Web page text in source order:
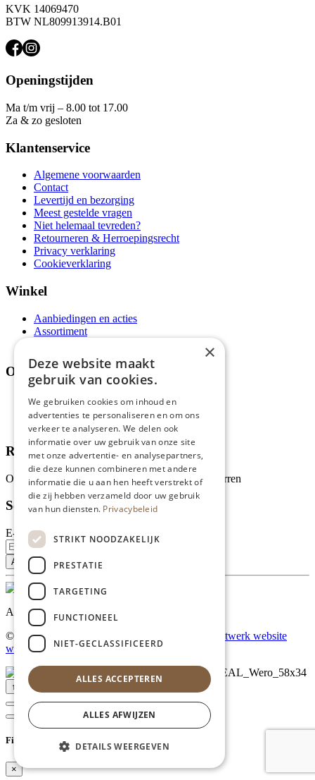
KVK 14069470
BTW NL809913914.B01
Openingstijden
Ma t/m vrij – 8.00 tot 17.00
Za & zo gesloten
Klantenservice
Algemene voorwaarden
Contact
Levertijd en bezorging
Meest gestelde vragen
Niet helemaal tevreden?
Retourneren & Herroepingsrecht
Privacy verklaring
Cookieverklaring
Winkel
Aanbiedingen en acties
Assortiment
Over ons
Wie zijn wij?
Recepten
Tips
Recensies
Onze klanten waarderen ons met 4.9 van de 5 sterren
Schrijf je in voor onze nieuwsbrief
E-mailadres
Al onze prijzen zijn incl. BTW
© Copyright 2026 Limburgs Bakwinkeltje |
Maatwerk website
webmix
↑ Top
Filter
×
×
Deze website maakt
gebruik van cookies.
We gebruiken cookies om inhoud en
advertenties te personaliseren en om ons
verkeer te analyseren. We delen ook
informatie over uw gebruik van onze site
met onze advertentie- en analysepartners,
die deze kunnen combineren met andere
informatie die u aan hen heeft verstrekt of
die zij hebben verzameld door uw gebruik
van hun diensten. Privacybeleid
STRIKT NOODZAKELIJK
PRESTATIE
TARGETING
FUNCTIONEEL
NIET-GECLASSIFICEERD
ALLES ACCEPTEREN
ALLES AFWIJZEN
DETAILS WEERGEVEN